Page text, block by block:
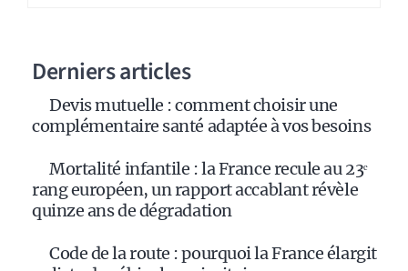
Derniers articles
Devis mutuelle : comment choisir une
complémentaire santé adaptée à vos besoins
Mortalité infantile : la France recule au 23ᵉ
rang européen, un rapport accablant révèle
quinze ans de dégradation
Code de la route : pourquoi la France élargit